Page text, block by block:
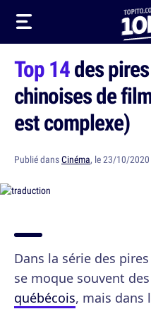
Top 14des
chinoises de
est complexe)
Publié dansCinéma, le 23/10/
Dans la série des
se moque souvent des
québécois, mais dans